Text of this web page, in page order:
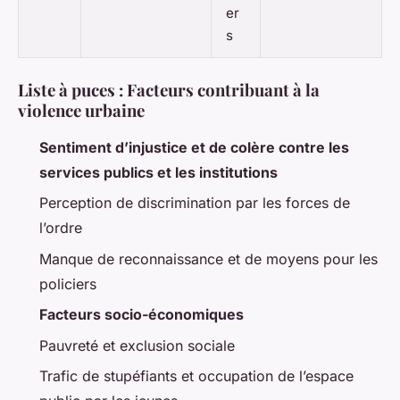
er
s
Liste à puces : Facteurs contribuant à la
violence urbaine
Sentiment d’injustice et de colère contre les
services publics et les institutions
Perception de discrimination par les forces de
l’ordre
Manque de reconnaissance et de moyens pour les
policiers
Facteurs socio-économiques
Pauvreté et exclusion sociale
Trafic de stupéfiants et occupation de l’espace